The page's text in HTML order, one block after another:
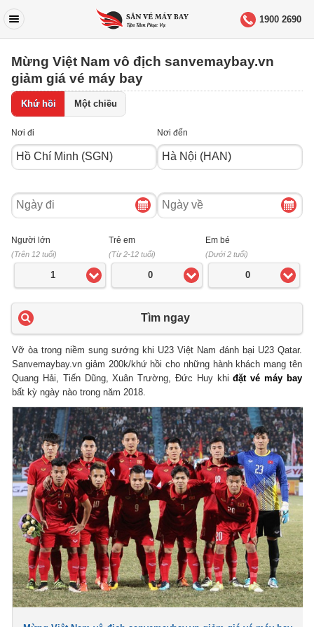
1900 2690
Mừng Việt Nam vô địch sanvemaybay.vn
giảm giá vé máy bay
Khứ hồi Một chiều
Nơi đi Nơi đến
Ngày
đi
Ngày
về
Người lớn
(Trên 12 tuổi)
1
Trẻ em
(Từ 2-12 tuổi)
0
Em bé
(Dưới 2 tuổi)
0
Tìm ngay
Vỡ òa trong niềm sung sướng khi U23 Việt Nam đánh bại U23 Qatar.
Sanvemaybay.vn giảm 200k/khứ hồi cho những hành khách mang tên
Quang Hải, Tiến Dũng, Xuân Trường, Đức Huy khiđặt vé máy bay
bất kỳ ngày nào trong năm 2018.